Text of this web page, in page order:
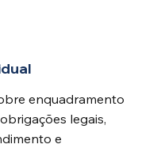
enquadramento
legais,
e